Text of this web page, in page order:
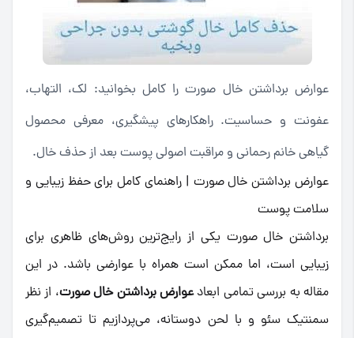
عوارض برداشتن خال صورت را کامل بخوانید: لک، التهاب،
عفونت و حساسیت. راهکارهای پیشگیری، معرفی محصول
گیاهی خانم رحمانی و مراقبت اصولی پوست بعد از حذف خال.
عوارض برداشتن خال صورت | راهنمای کامل برای حفظ زیبایی و
سلامت پوست
برداشتن خال صورت یکی از رایج‌ترین روش‌های ظاهری برای
زیبایی است، اما ممکن است همراه با عوارضی باشد. در این
مقاله به بررسی تمامی ابعادعوارض برداشتن خال صورت، از نظر
سمنتیک سئو و با لحن دوستانه، می‌پردازیم تا تصمیم‌گیری